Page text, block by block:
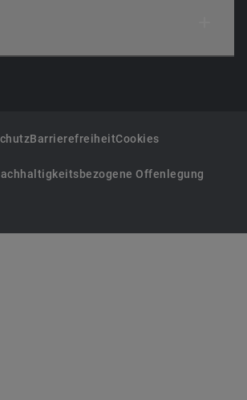
BarrierefreiheitCookies
Offenlegung